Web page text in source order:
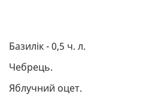
Базилік - 0,5 ч. л.
Чебрець.
Яблучний оцет.